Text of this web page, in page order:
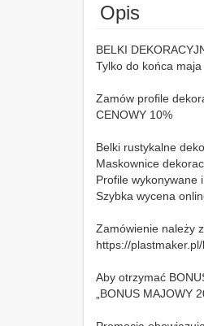
Opis
BELKI
Tylko do końca
Zamów profile
CENOWY 10%
Belki rustykalne
Maskownice
Profile wykonywane
Szybka wycena
Zamówienie należy
https://
Aby otrzymać
„BONUS MAJOWY